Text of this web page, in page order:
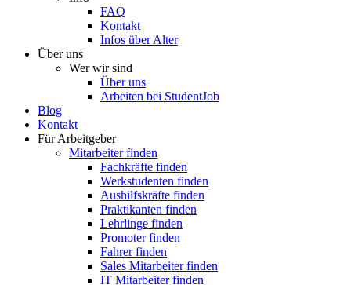
FAQ
Kontakt
Infos über Alter
Über uns
Wer wir sind
Über uns
Arbeiten bei StudentJob
Blog
Kontakt
Für Arbeitgeber
Mitarbeiter finden
Fachkräfte finden
Werkstudenten finden
Aushilfskräfte finden
Praktikanten finden
Lehrlinge finden
Promoter finden
Fahrer finden
Sales Mitarbeiter finden
IT Mitarbeiter finden